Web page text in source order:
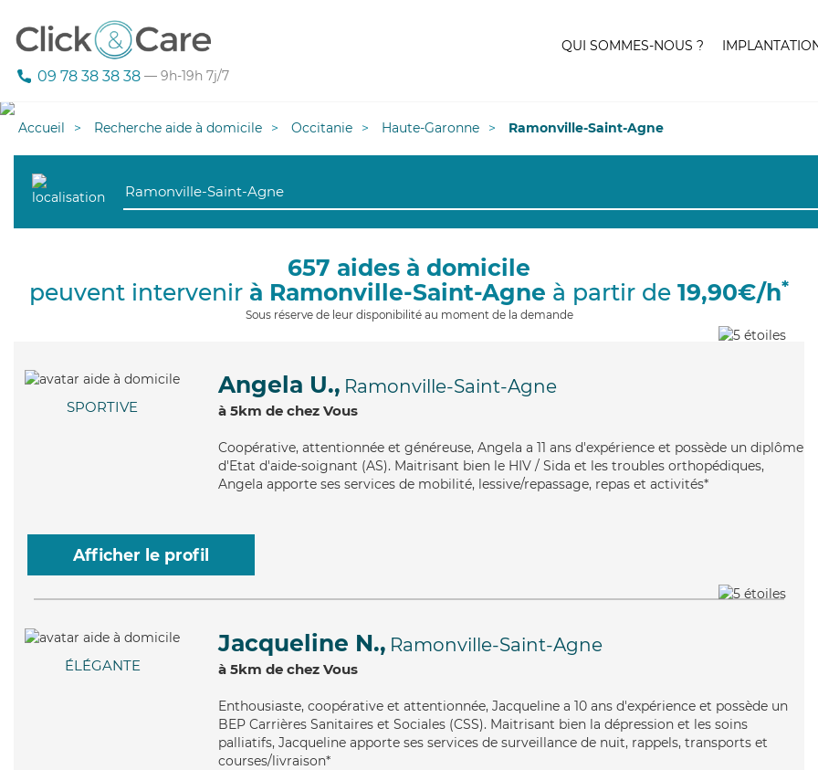
09 78 38 38 38 — 9h-19h 7j/7
QUI SOMMES-NOUS ?
Accueil Recherche aide à domicile Occitanie Haute-Garonne Ramonville-Saint-Agne
657 aides à domicile
peuvent intervenir à Ramonville-Saint-Agne à partir de 19,90€/h*
Sous réserve de leur disponibilité au moment de la demande
SPORTIVE
Angela U., Ramonville-Saint-Agne
à 5km de chez Vous
Coopérative, attentionnée et généreuse, Angela a 11 ans d'expérience et possède un diplôme
d'Etat d'aide-soignant (AS). Maitrisant bien le HIV / Sida et les troubles orthopédiques,
Angela apporte ses services de mobilité, lessive/repassage, repas et activités*
Afficher le profil
ÉLÉGANTE
Jacqueline N., Ramonville-Saint-Agne
à 5km de chez Vous
Enthousiaste, coopérative et attentionnée, Jacqueline a 10 ans d'expérience et possède un
BEP Carrières Sanitaires et Sociales (CSS). Maitrisant bien la dépression et les soins
palliatifs, Jacqueline apporte ses services de surveillance de nuit, rappels, transports et
courses/livraison*